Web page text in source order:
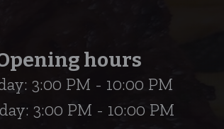
hours
3:00 PM - 10:00 PM
3:00 PM - 10:00 PM